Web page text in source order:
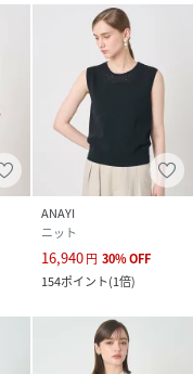
ANAYI
ニット
16,940円 30%OFF
154ポイント(1倍)